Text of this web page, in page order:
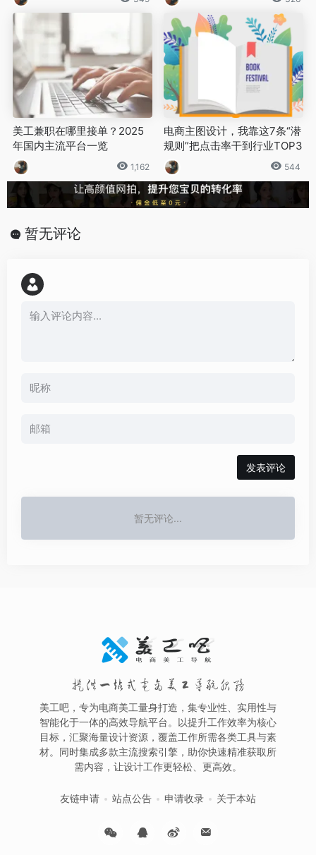
美工兼职在哪里接单？2025
年国内主流平台一览
1,162
电商主图设计，我靠这7条“潜
规则”把点击率干到行业TOP3
544
暂无评论
发表评论
暂无评论...
提供一站式电商美工导航服务
美工吧，专为电商美工量身打造，集专业性、实用性与
智能化于一体的高效导航平台。以提升工作效率为核心
目标，汇聚海量设计资源，覆盖工作所需各类工具与素
材。同时集成多款主流搜索引擎，助你快速精准获取所
需内容，让设计工作更轻松、更高效。
友链申请 站点公告 申请收录 关于本站